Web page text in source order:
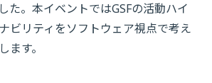
た。本イベントではGSFの活動ハイ
ビリティをソフトウェア視点で考え
ます。